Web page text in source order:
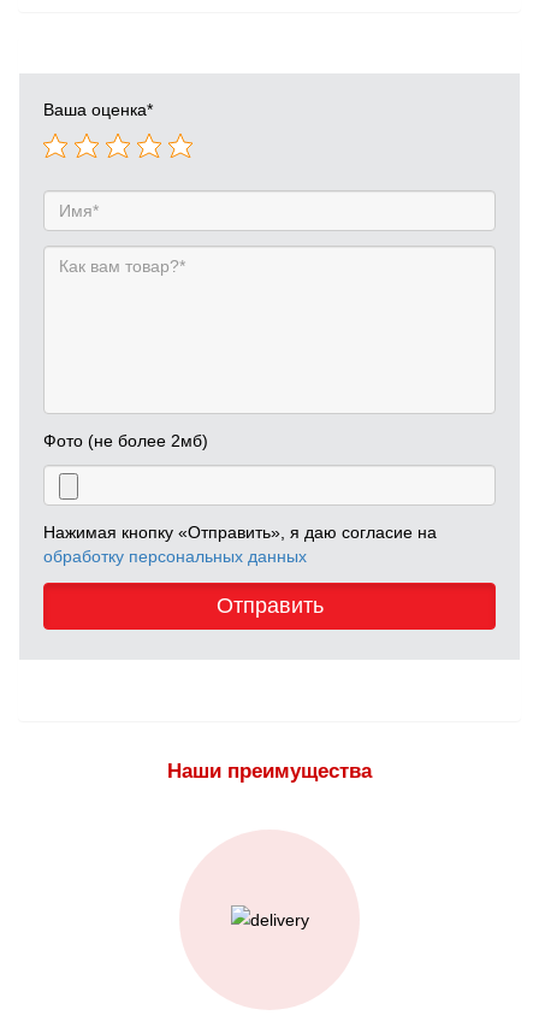
Ваша оценка*
Фото (не более 2мб)
Нажимая кнопку «Отправить», я даю согласие на
обработку персональных данных
Отправить
Наши преимущества